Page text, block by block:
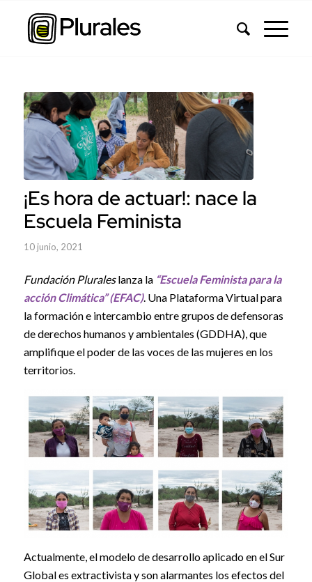
¡Es hora de actuar!: nace la
Escuela Feminista
10 junio, 2021
Fundación Pluraleslanza la “Escuela Feminista para la
acción Climática” (EFAC). Una Plataforma Virtual para
la formación e intercambio entre grupos de defensoras
de derechos humanos y ambientales (GDDHA), que
amplifique el poder de las voces de las mujeres en los
territorios.
Actualmente, el modelo de desarrollo aplicado en el Sur
Global es extractivista y son alarmantes los efectos del